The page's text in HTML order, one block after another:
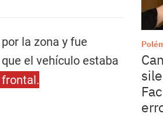
la zona y fue
el vehículo estaba